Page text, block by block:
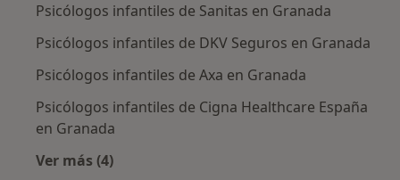
Psicólogos infantiles de Sanitas en Granada
Psicólogos infantiles de DKV Seguros en Granada
Psicólogos infantiles de Axa en Granada
Psicólogos infantiles de Cigna Healthcare España
en Granada
Ver más (4)